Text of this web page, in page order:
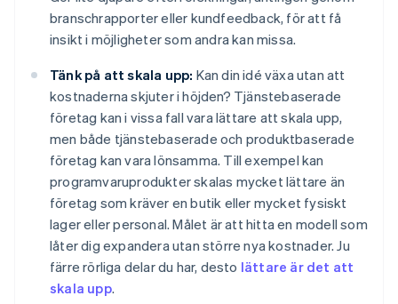
branschrapporter eller kundfeedback, för att få
insikt i möjligheter som andra kan missa.
Tänk på att skala upp: Kan din idé växa utan att
kostnaderna skjuter i höjden? Tjänstebaserade
företag kan i vissa fall vara lättare att skala upp,
men både tjänstebaserade och produktbaserade
företag kan vara lönsamma. Till exempel kan
programvaruprodukter skalas mycket lättare än
företag som kräver en butik eller mycket fysiskt
lager eller personal. Målet är att hitta en modell som
låter dig expandera utan större nya kostnader. Ju
färre rörliga delar du har, desto lättare är det att
skala upp.